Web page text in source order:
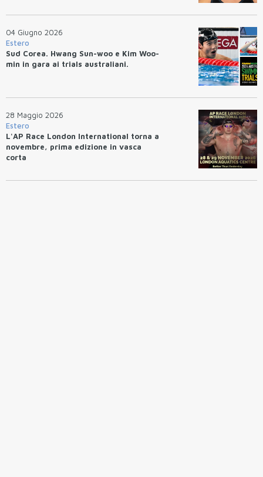
04 Giugno 2026
Estero
Sud Corea. Hwang Sun-woo e Kim Woo-
min in gara ai trials australiani.
28 Maggio 2026
Estero
L'AP Race London International torna a
novembre, prima edizione in vasca
corta